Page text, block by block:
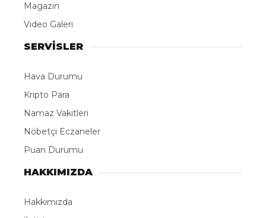
Magazin
Video Galeri
SERVİSLER
Hava Durumu
Kripto Para
Namaz Vakitleri
Nöbetçi Eczaneler
Puan Durumu
HAKKIMIZDA
Hakkımızda